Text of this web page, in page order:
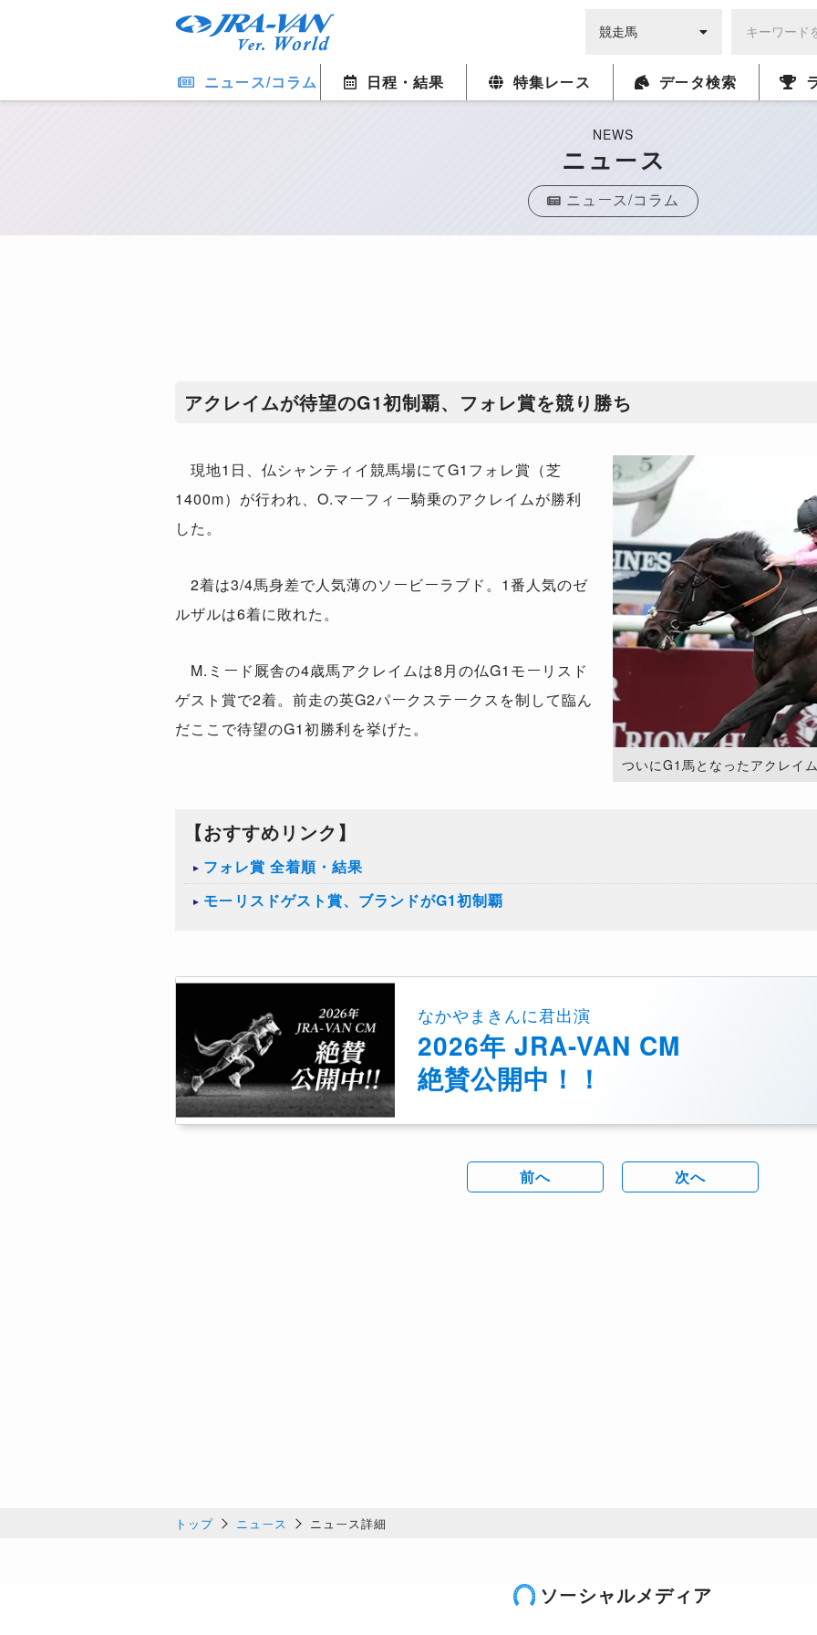
ニュース/コラム 日程・結果 特集レース データ検索
NEWS
ニュース
ニュース/コラム
アクレイムが待望のG1初制覇、フォレ賞を競り勝ち
ついにG1馬となったアクレイ
現地1日、仏シャンティイ競馬場にてG1フォレ賞（芝
1400m）が行われ、O.マーフィー騎乗のアクレイムが勝利
した。
2着は3/4馬身差で人気薄のソービーラブド。1番人気のゼ
ルザルは6着に敗れた。
M.ミード厩舎の4歳馬アクレイムは8月の仏G1モーリスド
ゲスト賞で2着。前走の英G2パークステークスを制して臨ん
だここで待望のG1初勝利を挙げた。
【おすすめリンク】
フォレ賞 全着順・結果
モーリスドゲスト賞、ブランドがG1初制覇
なかやまきんに君出演
2026年 JRA-VAN CM
絶賛公開中！！
前へ 次へ
トップ ニュース ニュース詳細
ソーシャルメディア